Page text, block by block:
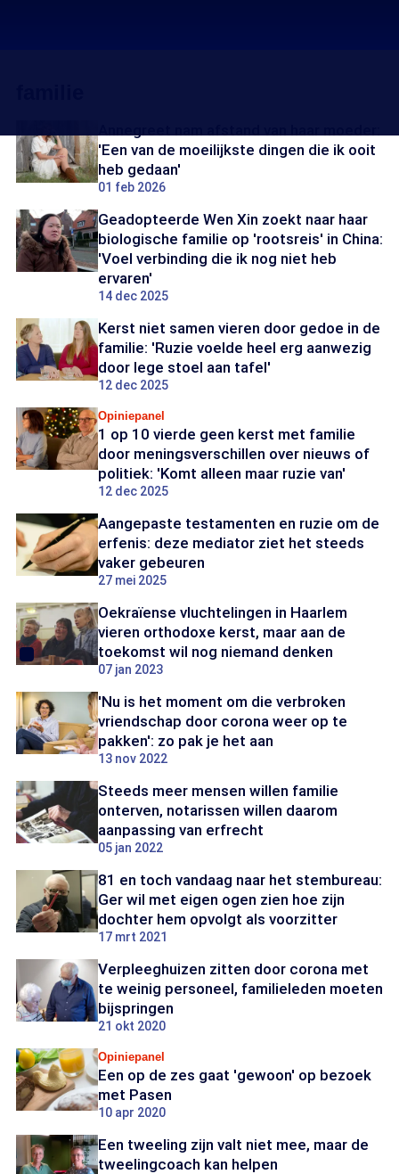
'Een van de moeilijkste dingen die ik ooit
heb gedaan'
01 feb 2026
Geadopteerde Wen Xin zoekt naar haar
biologische familie op 'rootsreis' in China:
'Voel verbinding die ik nog niet heb
ervaren'
14 dec 2025
Kerst niet samen vieren door gedoe in de
familie: 'Ruzie voelde heel erg aanwezig
door lege stoel aan tafel'
12 dec 2025
Opiniepanel
1 op 10 vierde geen kerst met familie
door meningsverschillen over nieuws of
politiek: 'Komt alleen maar ruzie van'
12 dec 2025
Aangepaste testamenten en ruzie om de
erfenis: deze mediator ziet het steeds
vaker gebeuren
27 mei 2025
Oekraïense vluchtelingen in Haarlem
vieren orthodoxe kerst, maar aan de
toekomst wil nog niemand denken
07 jan 2023
'Nu is het moment om die verbroken
vriendschap door corona weer op te
pakken': zo pak je het aan
13 nov 2022
Steeds meer mensen willen familie
onterven, notarissen willen daarom
aanpassing van erfrecht
05 jan 2022
81 en toch vandaag naar het stembureau:
Ger wil met eigen ogen zien hoe zijn
dochter hem opvolgt als voorzitter
17 mrt 2021
Verpleeghuizen zitten door corona met
te weinig personeel, familieleden moeten
bijspringen
21 okt 2020
Opiniepanel
Een op de zes gaat 'gewoon' op bezoek
met Pasen
10 apr 2020
Een tweeling zijn valt niet mee, maar de
tweelingcoach kan helpen